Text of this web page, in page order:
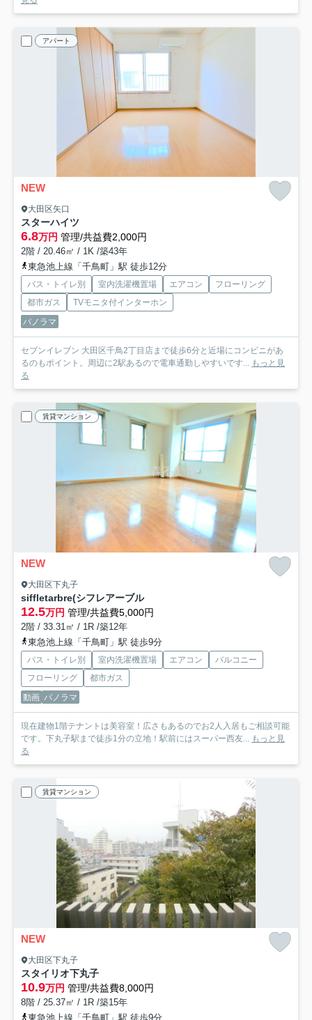
アパート
NEW
大田区矢口
スターハイツ
6.8万円 管理/共益費2,000円
2階 / 20.46㎡ / 1K /築43年
東急池上線「千鳥町」駅 徒歩12分
バス・トイレ別 室内洗濯機置場 エアコン
フローリング
都市ガス
TVモニタ付インターホン
パノラマ
セブンイレブン 大田区千鳥2丁目店まで徒歩6分と近場にコンビニがあ
るのもポイント。周辺に2駅あるので電車通勤しやすいです... もっと見
る
賃貸マンション
NEW
大田区下丸子
siffletarbre(シフレアーブル
12.5万円 管理/共益費5,000円
2階 / 33.31㎡ / 1R /築12年
東急池上線「千鳥町」駅 徒歩9分
バス・トイレ別 室内洗濯機置場 エアコン
バルコニー
フローリング
都市ガス
動画 パノラマ
現在建物1階テナントは美容室！広さもあるのでお2人入居もご相談可能
です。下丸子駅まで徒歩1分の立地！駅前にはスーパー西友... もっと見
る
賃貸マンション
NEW
大田区下丸子
スタイリオ下丸子
10.9万円 管理/共益費8,000円
8階 / 25.37㎡ / 1R /築15年
東急池上線「千鳥町」駅 徒歩9分